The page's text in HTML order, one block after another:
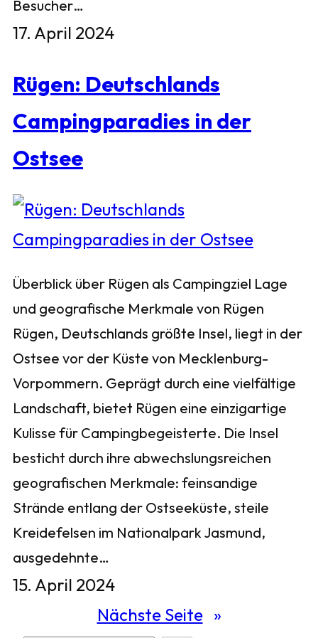
Besucher…
17. April 2024
Rügen: Deutschlands
Campingparadies in der
Ostsee
Überblick über Rügen als Campingziel Lage
und geografische Merkmale von Rügen
Rügen, Deutschlands größte Insel, liegt in der
Ostsee vor der Küste von Mecklenburg-
Vorpommern. Geprägt durch eine vielfältige
Landschaft, bietet Rügen eine einzigartige
Kulisse für Campingbegeisterte. Die Insel
besticht durch ihre abwechslungsreichen
geografischen Merkmale: feinsandige
Strände entlang der Ostseeküste, steile
Kreidefelsen im Nationalpark Jasmund,
ausgedehnte…
15. April 2024
Nächste Seite »